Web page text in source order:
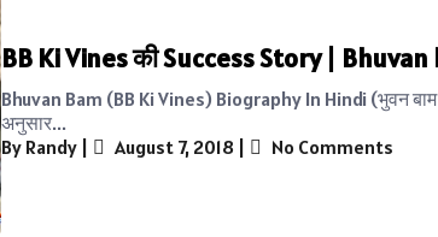
BB Ki Vines की Success Story |
Bhuvan Bam (BB Ki Vines) Biography In Hindi (भुवन बाम
अनुसार...
By Randy | August 7, 2018 | No Comments